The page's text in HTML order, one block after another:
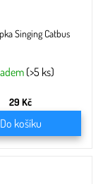
Singing Catbus
(>5 ks)
29 Kč
Do košíku